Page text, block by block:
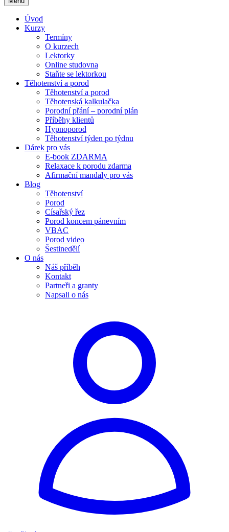
Úvod
Kurzy
Termíny
O kurzech
Lektorky
Online studovna
Staňte se lektorkou
Těhotenství a porod
Těhotenství a porod
Těhotenská kalkulačka
Porodní přání – porodní plán
Příběhy klientů
Hypnoporod
Těhotenství týden po týdnu
Dárek pro vás
E-book ZDARMA
Relaxace k porodu zdarma
Afirmační mandaly pro vás
Blog
Těhotenství
Porod
Císařský řez
Porod koncem pánevním
VBAC
Porod video
Šestinedělí
O nás
Náš příběh
Kontakt
Partneři a granty
Napsali o nás